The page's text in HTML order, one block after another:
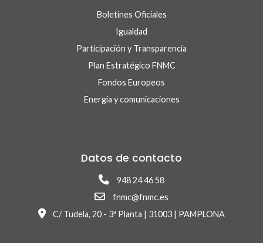
Boletines Oficiales
Igualdad
Participación y Transparencia
Plan Estratégico FNMC
Fondos Europeos
Energía y comunicaciones
Datos de contacto
948 24 46 58
fnmc@fnmc.es
C/ Tudela, 20 - 3ª Planta | 31003 | PAMPLONA